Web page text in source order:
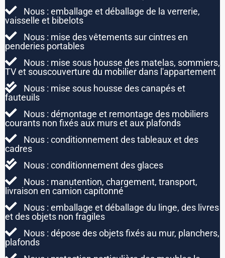
Nous : emballage et déballage de la verrerie,
vaisselle et bibelots
Nous : mise des vêtements sur cintres en
penderies portables
Nous : mise sous housse des matelas, sommiers,
TV et souscouverture du mobilier dans l'appartement
Nous : mise sous housse des canapés et
fauteuils
Nous : démontage et remontage des mobiliers
courants non fixés aux murs et aux plafonds
Nous : conditionnement des tableaux et des
cadres
Nous : conditionnement des glaces
Nous : manutention, chargement, transport,
livraison en camion capitonné
Nous : emballage et déballage du linge, des livres
et des objets non fragiles
Nous : dépose des objets fixés au mur, planchers,
plafonds